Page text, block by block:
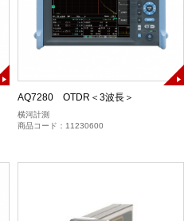
AQ7280 OTDR＜3波長＞
横河計測
商品コード：11230600